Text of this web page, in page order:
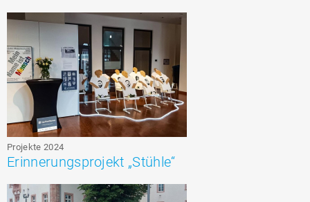
Projekte 2024
Erinnerungsprojekt „Stühle“